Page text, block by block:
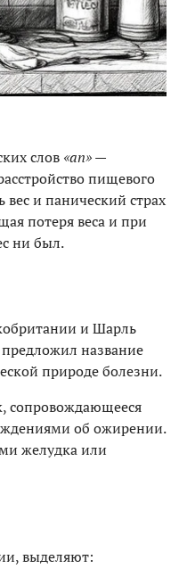
слов «an»—
пищевого
и панический страх
потеря веса и при
ни был.
и Шарль
название
природе болезни.
сопровождающееся
об ожирении.
желудка или
выделяют: